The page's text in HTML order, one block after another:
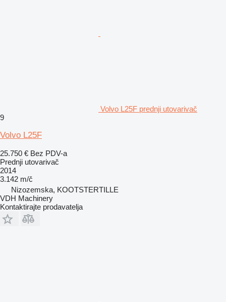
Volvo L25F prednji utovarivač
9
Volvo L25F
25.750 € Bez PDV-a
Prednji utovarivač
2014
3.142 m/č
Nizozemska, KOOTSTERTILLE
VDH Machinery
Kontaktirajte prodavatelja